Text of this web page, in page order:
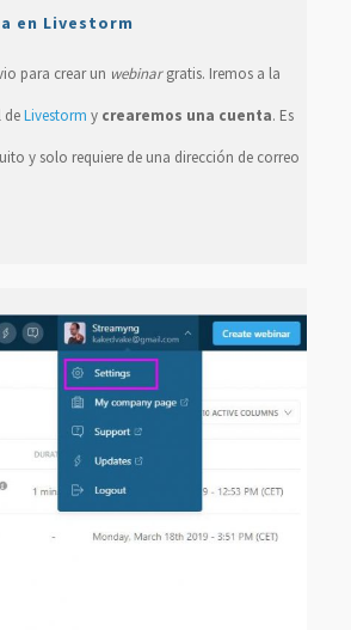
en Livestorm
para crear un webinargratis. Iremos a la
deLivestorm y crearemos una cuenta. Es
y solo requiere de una dirección de correo